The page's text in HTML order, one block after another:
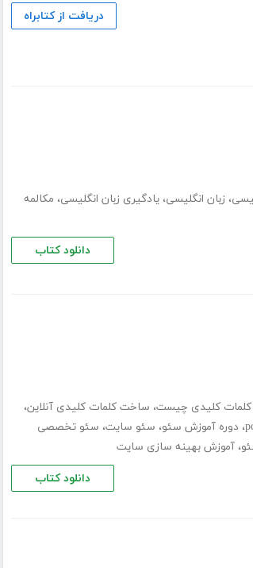
دریافت از کتابراه
، زبان انگلیسی، یادگیری زبان انگلیسی، مکالمه
دانلود کتاب
کلمات کلیدی چیست، ساخت کلمات کلیدی آنلاین،
، دوره آموزش سئو، سئو سایت، سئو تخصصی
، آموزش بهینه سازی سایت
دانلود کتاب